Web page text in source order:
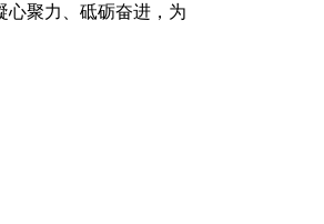
心聚力、砥砺奋进，为